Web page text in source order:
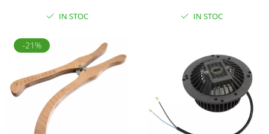
IN STOC IN STOC
-21%